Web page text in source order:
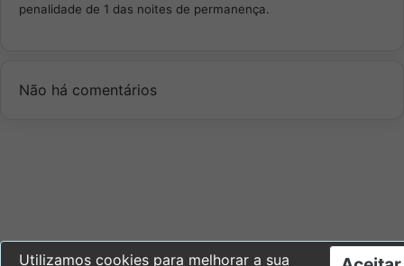
Utilizamos cookies para melhorar a sua
penalidade de 1 das noites de permanença.
Não há comentários